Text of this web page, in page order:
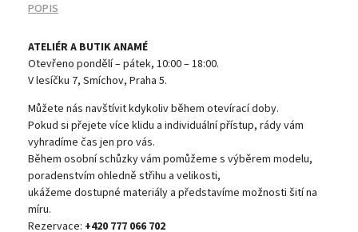
POPIS
ATELIÉR A BUTIK ANAMÉ
Otevřeno pondělí – pátek, 10:00 – 18:00.
V lesíčku 7, Smíchov, Praha 5.
Můžete nás navštívit kdykoliv během otevírací doby.
Pokud si přejete více klidu a individuální přístup, rády vám
vyhradíme čas jen pro vás.
Během osobní schůzky vám pomůžeme s výběrem modelu,
poradenstvím ohledně střihu a velikosti,
ukážeme dostupné materiály a představíme možnosti šití na
míru.
Rezervace: +420 777 066 702